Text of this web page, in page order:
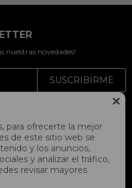

para ofrecerte la mejor
de este sitio web se
y los anuncios,
y analizar el tráfico,
revisar mayores
nuestras novedades!
SUSCRIBIRME